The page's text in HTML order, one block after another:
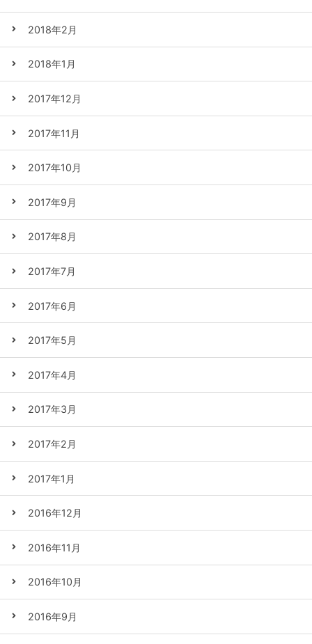
2018年2月
2018年1月
2017年12月
2017年11月
2017年10月
2017年9月
2017年8月
2017年7月
2017年6月
2017年5月
2017年4月
2017年3月
2017年2月
2017年1月
2016年12月
2016年11月
2016年10月
2016年9月